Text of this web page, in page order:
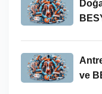
ve